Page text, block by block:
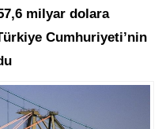
milyar dolara
Cumhuriyeti’nin